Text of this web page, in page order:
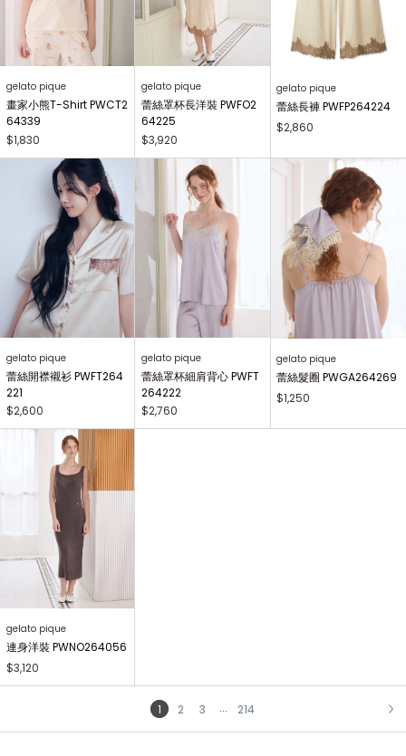
gelato pique
畫家小熊T-Shirt PWCT2
64339
$1,830
gelato pique
蕾絲罩杯長洋裝 PWFO2
64225
$3,920
gelato pique
蕾絲長褲 PWFP264224
$2,860
gelato pique
蕾絲開襟襯衫 PWFT264
221
$2,600
gelato pique
蕾絲罩杯細肩背心 PWFT
264222
$2,760
gelato pique
蕾絲髮圈 PWGA264269
$1,250
gelato pique
連身洋裝 PWNO264056
$3,120
1 2 3 ...
214